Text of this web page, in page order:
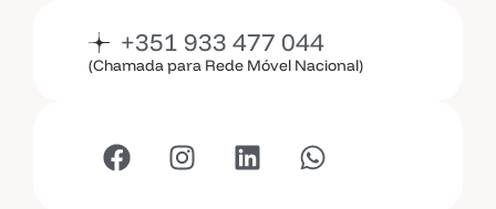
+351 933 477 044
(Chamada para Rede Móvel Nacional)